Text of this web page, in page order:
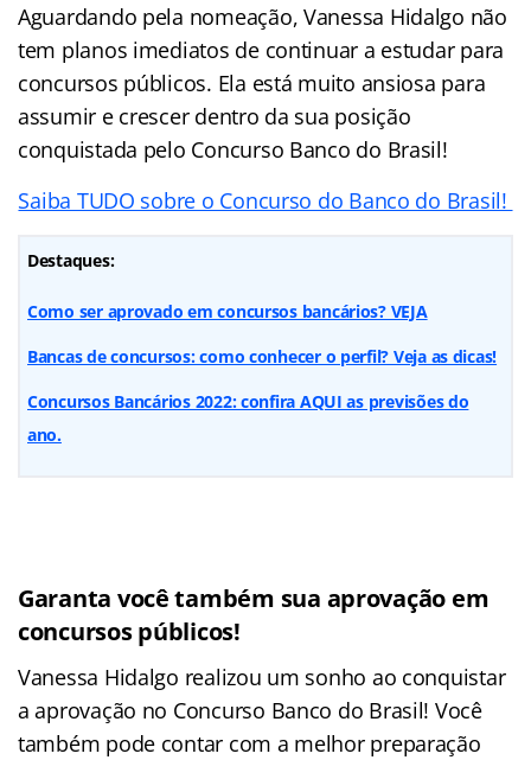
Aguardando pela nomeação, Vanessa Hidalgo não
tem planos imediatos de continuar a estudar para
concursos públicos. Ela está muito ansiosa para
assumir e crescer dentro da sua posição
conquistada pelo Concurso Banco do Brasil!
Saiba TUDO sobre o Concurso do Banco do Brasil!
Destaques:
Como ser aprovado em concursos bancários? VEJA
Bancas de concursos: como conhecer o perfil? Veja as dicas!
Concursos Bancários 2022: confira AQUI as previsões do
ano.
Garanta você também sua aprovação em
concursos públicos!
Vanessa Hidalgo realizou um sonho ao conquistar
a aprovação no Concurso Banco do Brasil! Você
também pode contar com a melhor preparação